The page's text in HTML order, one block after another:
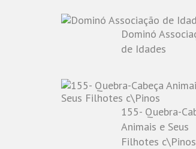
Dominó
de Idades
155- Quebra-
Animais e Seus
Filhotes c\Pinos